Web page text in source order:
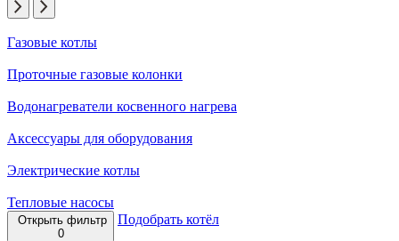
Газовые котлы
Проточные газовые колонки
Водонагреватели косвенного нагрева
Аксессуары для оборудования
Электрические котлы
Тепловые насосы
Открыть фильтр
0
Подобрать котёл